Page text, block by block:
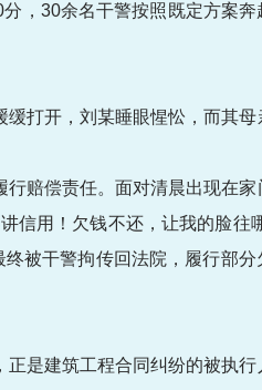
，30余名干警按照既定方案奔
打开，刘某睡眼惺忪，而其
赔偿责任。面对清晨出现在家
信用！欠钱不还，让我的脸往
被干警拘传回法院，履行部
是建筑工程合同纠纷的被执行